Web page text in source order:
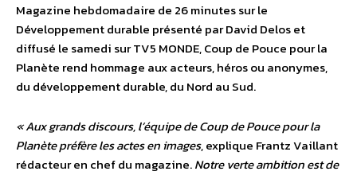
Magazine hebdomadaire de 26 minutes sur le
Développement durable présenté par David Delos et
diffusé le samedi sur TV5 MONDE, Coup de Pouce pour la
Planète rend hommage aux acteurs, héros ou anonymes,
du développement durable, du Nord au Sud.
« Aux grands discours, l’équipe de Coup de Pouce pour la
Planète préfère les actes en images, explique Frantz Vaillant
rédacteur en chef du magazine.Notre verte ambition est de